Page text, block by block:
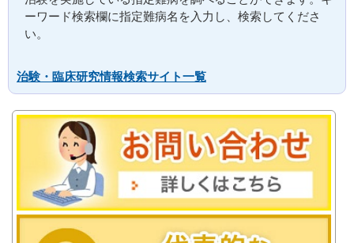
ーワード検索欄に指定難病名を入力し、検索してくださ
い。
治験・臨床研究情報検索サイト一覧